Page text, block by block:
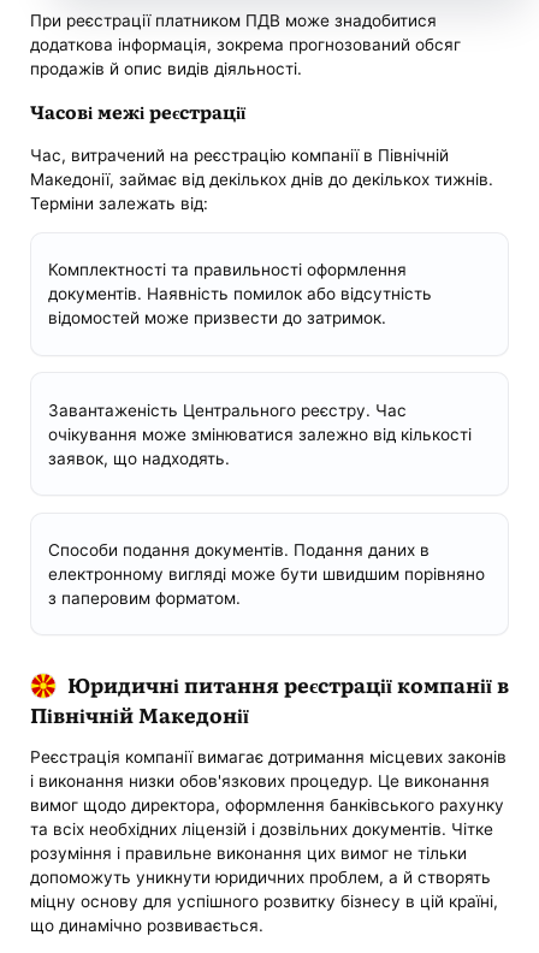
При реєстрації платником ПДВ може знадобитися
додаткова інформація, зокрема прогнозований обсяг
продажів й опис видів діяльності.
Часові межі реєстрації
Час, витрачений на реєстрацію компанії в Північній
Македонії, займає від декількох днів до декількох тижнів.
Терміни залежать від:
Комплектності та правильності оформлення
документів. Наявність помилок або відсутність
відомостей може призвести до затримок.
Завантаженість Центрального реєстру. Час
очікування може змінюватися залежно від кількості
заявок, що надходять.
Способи подання документів. Подання даних в
електронному вигляді може бути швидшим порівняно
з паперовим форматом.
Юридичні питання реєстрації компанії в
Північній Македонії
Реєстрація компанії вимагає дотримання місцевих законів
і виконання низки обов'язкових процедур. Це виконання
вимог щодо директора, оформлення банківського рахунку
та всіх необхідних ліцензій і дозвільних документів. Чітке
розуміння і правильне виконання цих вимог не тільки
допоможуть уникнути юридичних проблем, а й створять
міцну основу для успішного розвитку бізнесу в цій країні,
що динамічно розвивається.